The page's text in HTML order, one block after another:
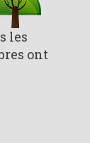
les
ont